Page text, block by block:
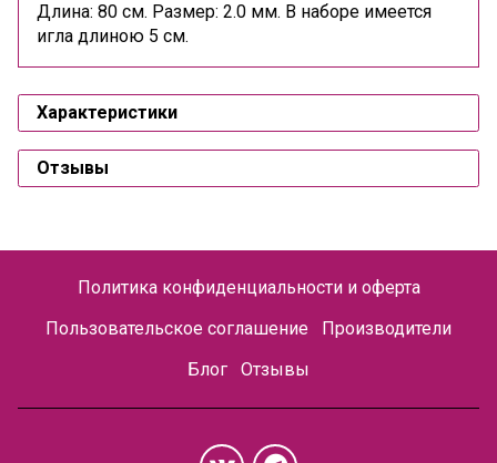
Длина: 80 см. Размер: 2.0 мм. В наборе имеется
игла длиною 5 см.
Характеристики
Отзывы
Политика конфиденциальности и оферта
Пользовательское соглашение
Производители
Блог
Отзывы